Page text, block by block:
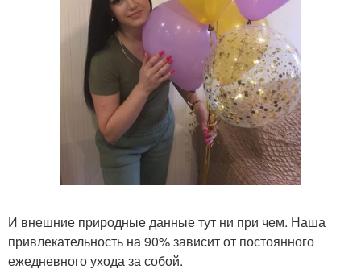
И внешние природные данные тут ни при чем. Наша
привлекательность на 90% зависит от постоянного
ежедневного ухода за собой.